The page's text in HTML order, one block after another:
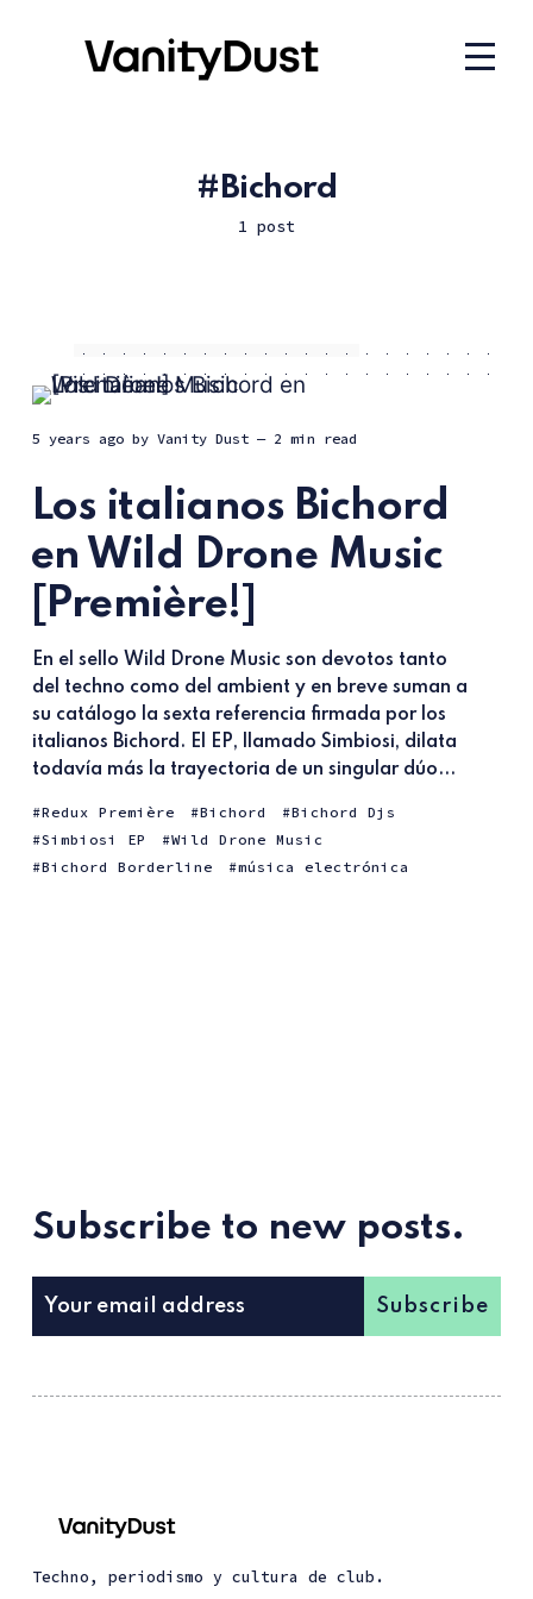
Bichord
1 post
5 years agoby Vanity Dust — 2 min read
Los italianos Bichord
en Wild Drone Music
[Première!]
En el sello Wild Drone Music son devotos tanto
del techno como del ambient y en breve suman a
su catálogo la sexta referencia firmada por los
italianos Bichord. El EP, llamado Simbiosi, dilata
todavía más la trayectoria de un singular dúo...
Redux Première Bichord
Bichord Djs
Simbiosi EP
Wild Drone Music
Bichord Borderline
música electrónica
Subscribe to new posts.
Subscribe
Techno, periodismo y cultura de club.